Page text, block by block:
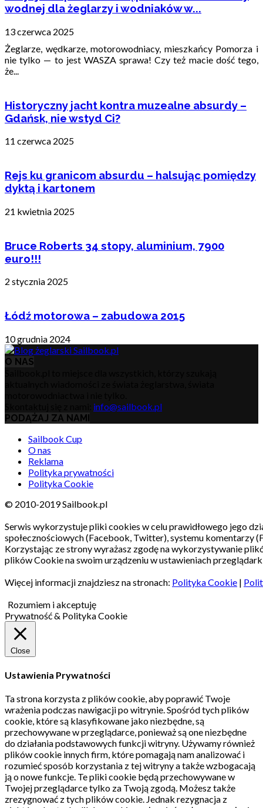
wodnej dla żeglarzy i wodniaków w...
13 czerwca 2025
Żeglarze, wędkarze, motorowodniacy, mieszkańcy Pomorza i
nie tylko — to jest WASZA sprawa! Czy też macie dość tego,
że...
Historyczny jacht kontra muzealne absurdy –
Gdańsk, nie wstyd Ci?
11 czerwca 2025
Rejs ku granicom absurdu – halsując pomiędzy
dyktą i kartonem
21 kwietnia 2025
Bruce Roberts 34 stopy, aluminium, 7900
euro!!!
2 stycznia 2025
Łódź motorowa – zabudowa 2015
10 grudnia 2024
O NAS
info@sailbook.pl
PODĄŻAJ ZA NAMI
Sailbook Cup
O nas
Reklama
Polityka prywatności
Polityka Cookie
© 2010-2019 Sailbook.pl
Serwis wykorzystuje pliki cookies w celu prawidłowego jego
społecznościowych (Facebook, Twitter), systemu komentarzy
Korzystając ze strony wyrażasz zgodę na wykorzystywanie
plików Cookie na swoim urządzeniu w ustawieniach
Więcej informacji znajdziesz na stronach: Polityka Cookie |
Rozumiem i akceptuję
Prywatność & Polityka Cookie
Close
Ustawienia Prywatności
Ta strona korzysta z plików cookie, aby poprawić Twoje
wrażenia podczas nawigacji po witrynie.Spośród tych plików
cookie, które są klasyfikowane jako niezbędne, są
przechowywane w przeglądarce, ponieważ są one niezbędne
do działania podstawowych funkcji witryny. Używamy również
plików cookie innych firm, które pomagają nam analizować i
rozumieć sposób korzystania z tej witryny a także wzbogacają
ją o nowe funkcje. Te pliki cookie będą przechowywane w
Twojej przeglądarce tylko za Twoją zgodą. Możesz także
zrezygnować z tych plików cookie. Jednak rezygnacja z